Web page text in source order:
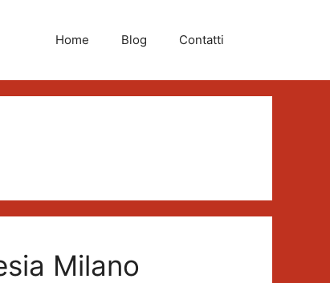
Home Blog Contatti
Milano